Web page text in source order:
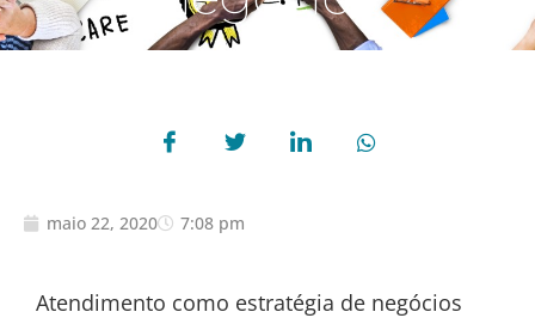
maio 22, 2020 7:08 pm
Atendimento como estratégia de negócios